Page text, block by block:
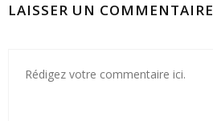
LAISSER UN COMMENTAIRE